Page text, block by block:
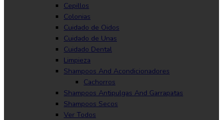
Cepillos
Colonias
Cuidado de Oidos
Cuidado de Unas
Cuidado Dental
Limpieza
Shampoos And Acondicionadores
Cachorros
Shampoos Antipulgas And Garrapatas
Shampoos Secos
Ver Todos